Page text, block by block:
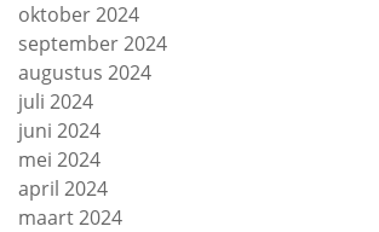
oktober 2024
september 2024
augustus 2024
juli 2024
juni 2024
mei 2024
april 2024
maart 2024